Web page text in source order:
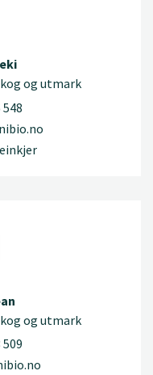
og utmark
548
og utmark
509